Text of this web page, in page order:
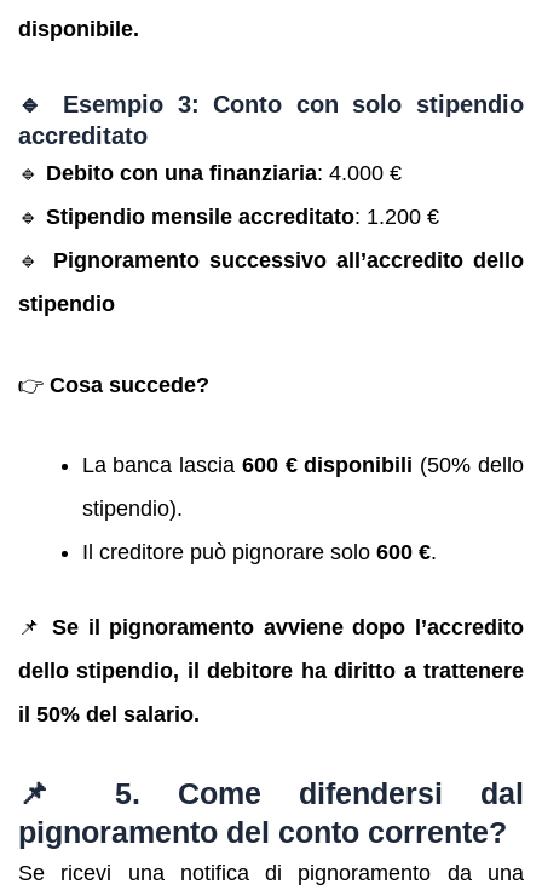
disponibile.
🔹 Esempio 3: Conto con solo stipendio
accreditato
🔹 Debito con una finanziaria: 4.000 €
🔹 Stipendio mensile accreditato: 1.200 €
🔹 Pignoramento successivo all’accredito dello
stipendio
👉 Cosa succede?
La banca lascia 600 € disponibili (50% dello
stipendio).
Il creditore può pignorare solo 600 €.
📌Se il pignoramento avviene dopo l’accredito
dello stipendio, il debitore ha diritto a trattenere
il 50% del salario.
📌 5. Come difendersi dal
pignoramento del conto corrente?
Se ricevi una notifica di pignoramento da una